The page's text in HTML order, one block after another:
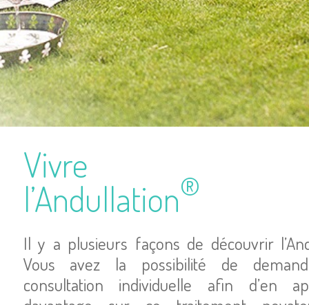
Vivre
l’Andullation®
Il y a plusieurs façons de découvrir
Vous avez la possibilité de
consultation individuelle afin d’en